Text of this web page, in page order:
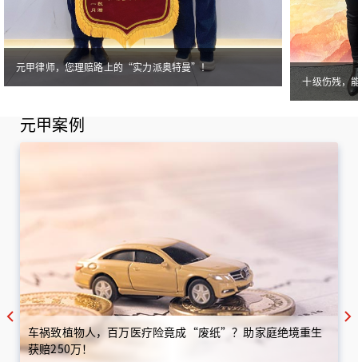
元甲律师，您理赔路上的“实力派奥特曼”！
十级伤残，
元甲案例
车祸致植物人，百万医疗险竟成“废纸”？助家庭绝境重生
获赔250万！